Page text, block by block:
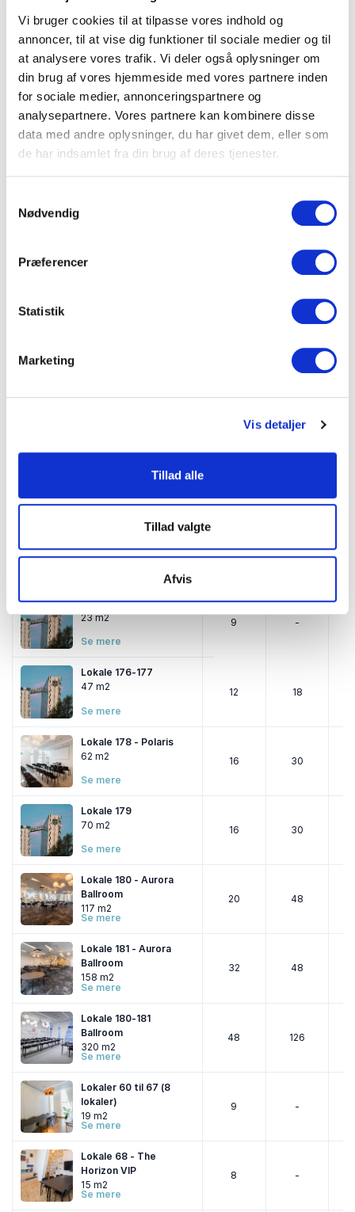
Vi bruger cookies til at tilpasse vores indhold og
annoncer, til at vise dig funktioner til sociale medier og til
at analysere vores trafik. Vi deler også oplysninger om
din brug af vores hjemmeside med vores partnere inden
for sociale medier, annonceringspartnere og
analysepartnere. Vores partnere kan kombinere disse
data med andre oplysninger, du har givet dem, eller som
de har indsamlet fra din brug af deres tjenester.
Nødvendig
Præferencer
Statistik
Marketing
Vis detaljer
Tillad alle
Tillad valgte
Afvis
Se mere
42 m2
Lokale 140 - The
Galaxy VIP
36 m2
Se mere
13 -
-
Lokale 171 - The
-
-
Lokale 173 - Eclipse
Se mere
Lokale 174-175
42 m2
12 18
Lokaler 176 og 177
23 m2
Se mere
9 -
Lokale 176-177
47 m2
Se mere
12 18
Lokale 178 - Polaris
62 m2
Se mere
16 30
Lokale 179
70 m2
Se mere
16 30
Lokale 180 - Aurora
Ballroom
117 m2
Se mere
20 48
Lokale 181 - Aurora
Ballroom
158 m2
Se mere
32 48
Lokale 180-181
Ballroom
320 m2
Se mere
48 126
Lokaler 60 til 67 (8
lokaler)
19 m2
Se mere
9 -
Lokale 68 - The
Horizon VIP
15 m2
Se mere
8 -